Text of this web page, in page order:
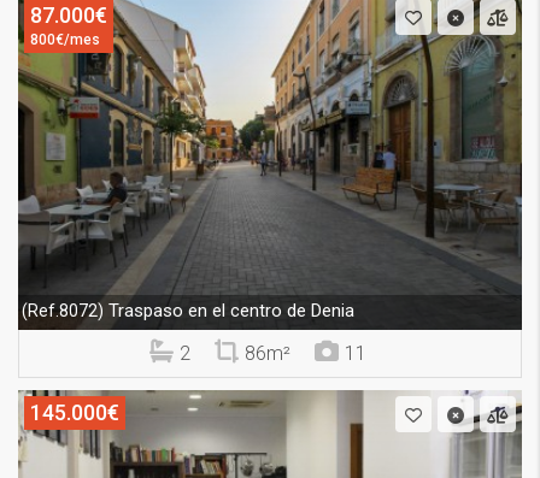
87.000€
800€/mes
(Ref.8072) Traspaso en el centro de Denia
2 86m² 11
145.000€